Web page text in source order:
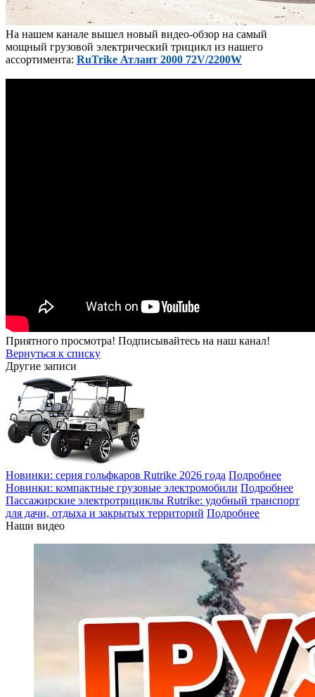
На нашем канале вышел новый видео-обзор на самый
мощный грузовой электрический трицикл из нашего
ассортимента: RuTrike Атлант 2000 72V/2200W
Приятного просмотра! Подписывайтесь на наш канал!
Вернуться к списку
Другие записи
Новинки: серия гольфкаров Rutrike 2026 года Подробнее
Новинки: компактные грузовые электромобили Подробнее
Пассажирские электротрициклы Rutrike: удобный транспорт
для дачи, отдыха и закрытых территорий Подробнее
Наши видео